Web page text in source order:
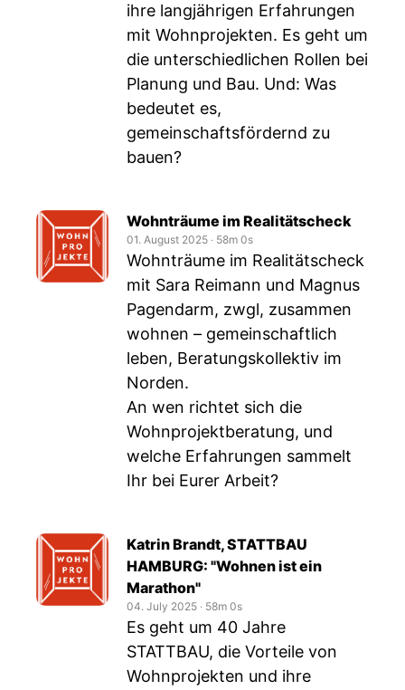
ihre langjährigen Erfahrungen
mit Wohnprojekten. Es geht um
die unterschiedlichen Rollen bei
Planung und Bau. Und: Was
bedeutet es,
gemeinschaftsfördernd zu
bauen?
Wohnträume im Realitätscheck
01. August 2025 ‧ 58m 0s
Wohnträume im Realitätscheck
mit Sara Reimann und Magnus
Pagendarm, zwgl, zusammen
wohnen – gemeinschaftlich
leben, Beratungskollektiv im
Norden.
An wen richtet sich die
Wohnprojektberatung, und
welche Erfahrungen sammelt
Ihr bei Eurer Arbeit?
Katrin Brandt, STATTBAU
HAMBURG: "Wohnen ist ein
Marathon"
04. July 2025 ‧ 58m 0s
Es geht um 40 Jahre
STATTBAU, die Vorteile von
Wohnprojekten und ihre